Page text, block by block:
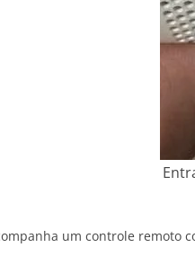
um controle remoto